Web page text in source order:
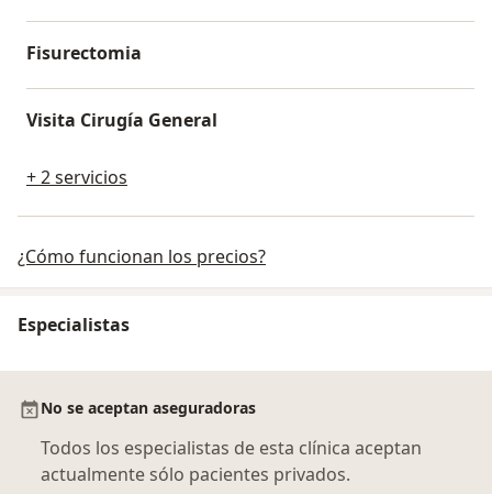
Fisurectomia
Visita Cirugía General
+ 2 servicios
¿Cómo funcionan los precios?
Especialistas
No se aceptan aseguradoras
Todos los especialistas de esta clínica aceptan
actualmente sólo pacientes privados.